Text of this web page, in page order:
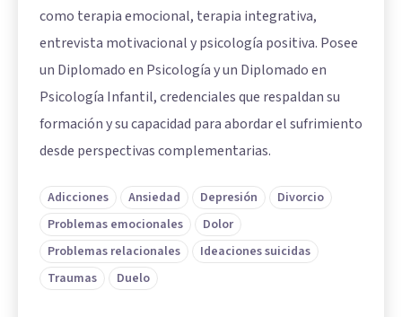
como terapia emocional, terapia integrativa,
entrevista motivacional y psicología positiva. Posee
un Diplomado en Psicología y un Diplomado en
Psicología Infantil, credenciales que respaldan su
formación y su capacidad para abordar el sufrimiento
desde perspectivas complementarias.
Adicciones Ansiedad Depresión
Divorcio
Problemas emocionales
Dolor
Problemas relacionales
Ideaciones suicidas
Traumas
Duelo